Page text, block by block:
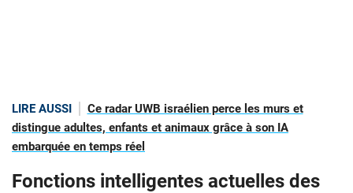
LIRE AUSSI
Ce radar UWB israélien perce les murs et
distingue adultes, enfants et animaux grâce à son IA
embarquée en temps réel
Fonctions intelligentes actuelles des